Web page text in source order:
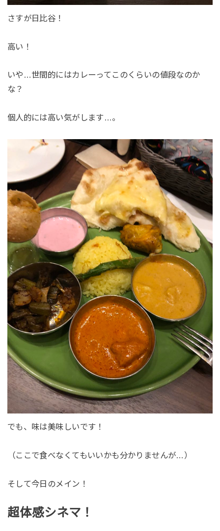
さすが日比谷！
高い！
いや…世間的にはカレーってこのくらいの値段なのか
な？
個人的には高い気がします…。
でも、味は美味しいです！
（ここで食べなくてもいいかも分かりませんが…）
そして今日のメイン！
超体感シネマ！